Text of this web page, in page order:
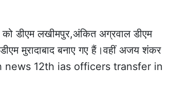
को डीएम लखीमपुर,अंकित अग्रवाल डीएम
मुरादाबाद बनाए गए हैं।वहीं अजय शंकर
news 12th ias officers transfer in